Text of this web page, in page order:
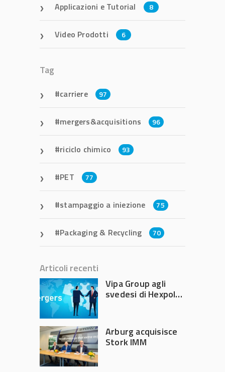
Applicazioni e Tutorial 8
Video Prodotti 6
Tag
carriere 97
mergers&acquisitions 96
riciclo chimico 93
PET 77
stampaggio a iniezione 75
Packaging & Recycling 70
Articoli recenti
Vipa Group agli
svedesi di Hexpol
Arburg acquisisce
Stork IMM